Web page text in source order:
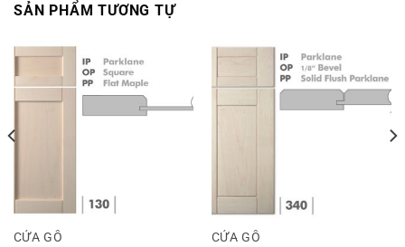
SẢN PHẨM TƯƠNG TỰ
CỬA GỖ CỬA GỖ